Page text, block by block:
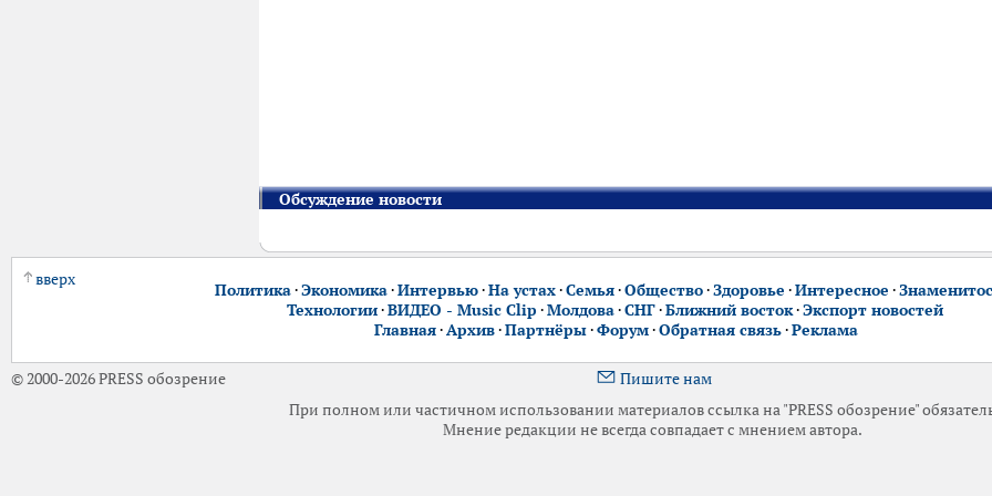
Обсуждение новости
вверх
Политика·Экономика·Интервью·На устах·Семья·Общество·Здоровье ·Интересное ·
Технологии·ВИДЕО - Music Clip ·Молдова·СНГ·Ближний восток·Экспорт новостей
Главная·Архив·Партнёры·Форум·Обратная связь·Реклама
© 2000-2026 PRESS обозрение
Пишите нам
При полном или частичном использовании материалов ссылка на "PRESS обозрение"
Мнение редакции не всегда совпадает с мнением автора.